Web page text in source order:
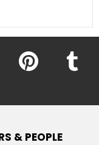
pinterest
& PEOPLE